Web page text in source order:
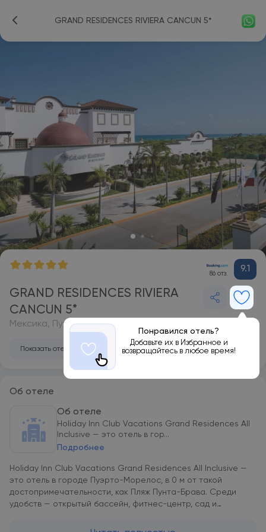
GRAND RESIDENCES RIVIERA CANCUN 5*
86 отз. 9.1
GRAND RESIDENCES RIVIERA
CANCUN 5*
Понравился отель?
Добавьте их в Избранное и
возвращайтесь в любое время!
Мексика, Пуэрто-Морелос
Показать отель на карте
Об отеле
Об отеле
Holiday Inn Club Vacations Grand Residences All
Inclusive — это отель в гор...
Подробнее
Holiday Inn Club Vacations Grand Residences All Inclusive —
это отель в городе Пуэрто-Морелос, в 0 м от такой
достопримечательности, как Пляж Пунта-Брава. Среди
удобств — открытый бассейн, фитнес-центр, сад и
ресторан, детский клуб и бесплатный трансфер, а также